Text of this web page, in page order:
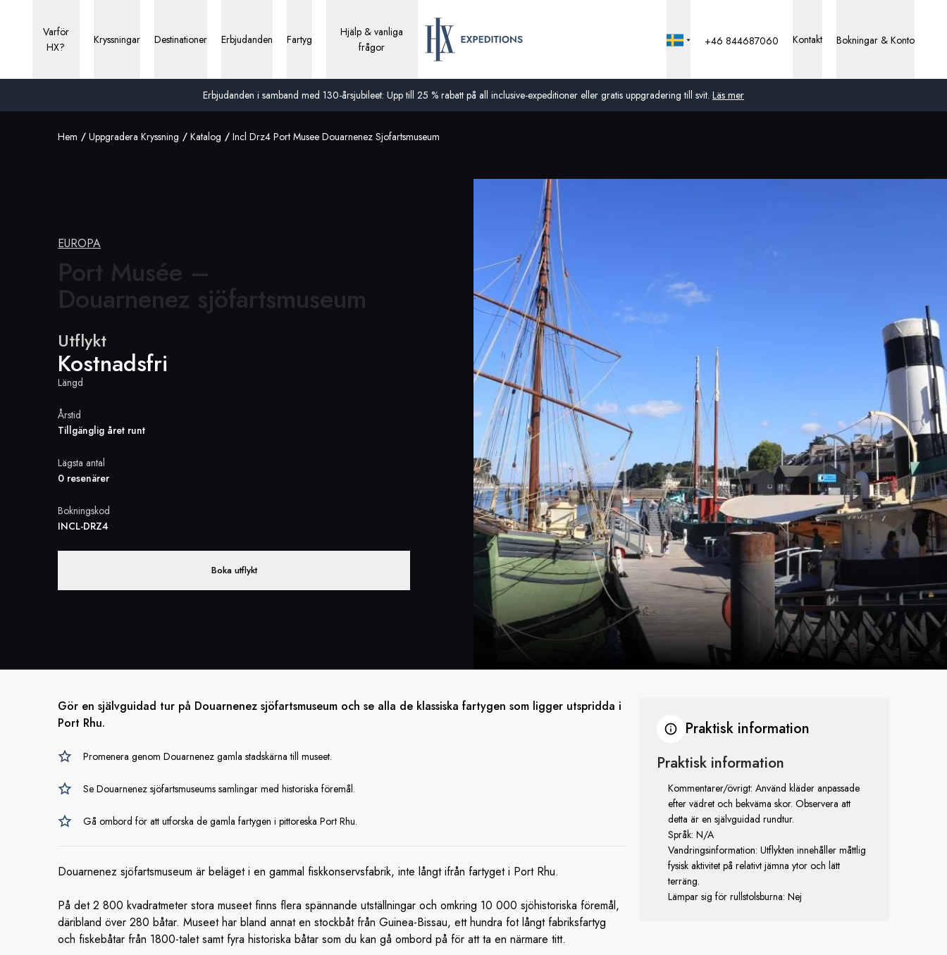
Erbjudanden i samband med 130-årsjubileet: Upp till 25 % rabatt på all inclusive-expeditioner eller gratis uppgradering till svit. Läs mer
Varför
HX?
Kryssningar Destinationer Erbjudanden Fartyg
Hjälp & vanliga
frågor
Sverige
Danmark
Norge
+46 844687060 Kontakt Bokningar & Konto
Hem Uppgradera Kryssning Katalog Incl Drz4 Port Musee Douarnenez Sjofartsmuseum
EUROPA
Port Musée –
Douarnenez sjöfartsmuseum
Utflykt
Kostnadsfri
Längd
Årstid
Tillgänglig året runt
Lägsta antal
0 resenärer
Bokningskod
INCL-DRZ4
Boka utflykt
Gör en självguidad tur på Douarnenez sjöfartsmuseum och se alla de klassiska fartygen som ligger utspridda i
Port Rhu.
Promenera genom Douarnenez gamla stadskärna till museet.
Se Douarnenez sjöfartsmuseums samlingar med historiska föremål.
Gå ombord för att utforska de gamla fartygen i pittoreska Port Rhu.
Douarnenez sjöfartsmuseum är beläget i en gammal fiskkonservsfabrik, inte långt ifrån fartyget i Port Rhu.
På det 2 800 kvadratmeter stora museet finns flera spännande utställningar och omkring 10 000 sjöhistoriska föremål,
däribland över 280 båtar. Museet har bland annat en stockbåt från Guinea-Bissau, ett hundra fot långt fabriksfartyg
och fiskebåtar från 1800-talet samt fyra historiska båtar som du kan gå ombord på för att ta en närmare titt.
Praktisk information
Praktisk information
Kommentarer/övrigt: Använd kläder anpassade
efter vädret och bekväma skor. Observera att
detta är en självguidad rundtur.
Språk: N/A
Vandringsinformation: Utflykten innehåller måttlig
fysisk aktivitet på relativt jämna ytor och lätt
terräng.
Lämpar sig för rullstolsburna: Nej